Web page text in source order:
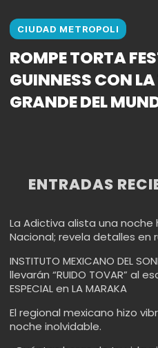
CIUDAD METROPOLI
ROMPE TORTA
GUINNESS CON
GRANDE DEL
ENTRADAS
La Adictiva alista una
Nacional; revela detalles en
INSTITUTO MEXICANO DEL
llevarán “RUIDO TOVAR” al
ESPECIAL en LA MARAKA
El regional mexicano hizo
noche inolvidable.